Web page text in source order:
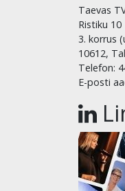
Taevas
Ristiku 10
3. korrus
10612,
Telefon:
E-posti